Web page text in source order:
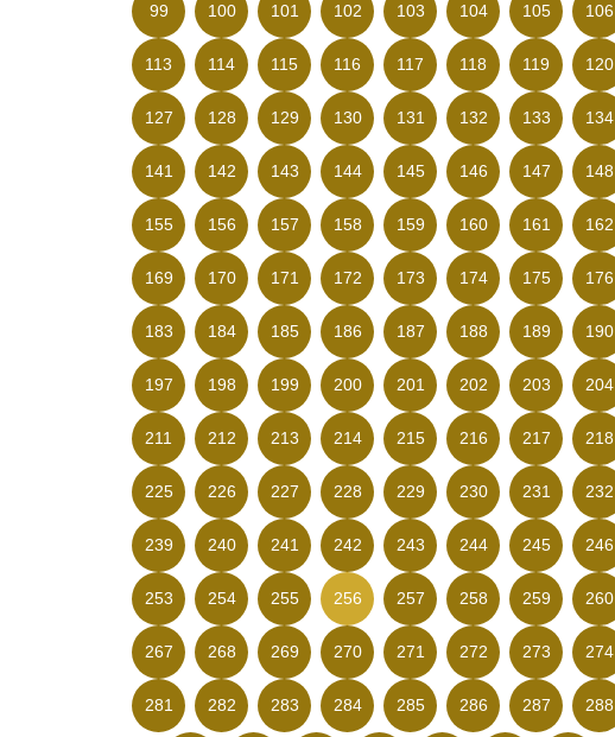
99 100 101 102 103 104 105 106
113 114 115 116 117 118 119 120
127 128 129 130 131 132 133 134
141 142 143 144 145 146 147 148
155 156 157 158 159 160 161 162
169 170 171 172 173 174 175 176
183 184 185 186 187 188 189 190
197 198 199 200 201 202 203 204
211 212 213 214 215 216 217 218
225 226 227 228 229 230 231 232
239 240 241 242 243 244 245 246
253 254 255 256 257 258 259 260
267 268 269 270 271 272 273 274
281 282 283 284 285 286 287 288